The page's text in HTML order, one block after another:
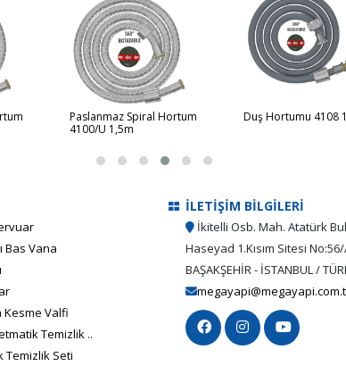
Paslanmaz Spiral Hortum
4100/U 1,5m
Duş Hortumu 4108
Bas Vana
Valfi
Temizlik ..
Temizlik Seti
İLETİŞİM BİLGİLERİ
İkitelli Osb. Mah. Atatürk
Haseyad 1.Kısım Sitesi
BAŞAKŞEHİR - İSTANBUL /